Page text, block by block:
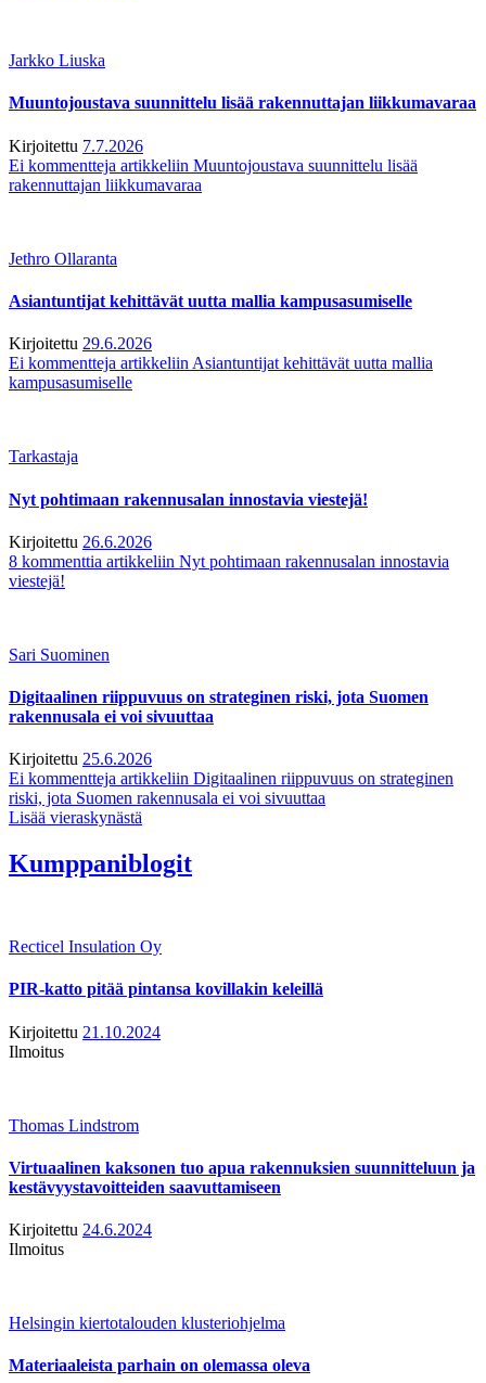
Jarkko Liuska
Muuntojoustava suunnittelu lisää rakennuttajan liikkumavaraa
Kirjoitettu 7.7.2026
Ei kommentteja artikkeliin Muuntojoustava suunnittelu lisää
rakennuttajan liikkumavaraa
Jethro Ollaranta
Asiantuntijat kehittävät uutta mallia kampusasumiselle
Kirjoitettu 29.6.2026
Ei kommentteja artikkeliin Asiantuntijat kehittävät uutta mallia
kampusasumiselle
Tarkastaja
Nyt pohtimaan rakennusalan innostavia viestejä!
Kirjoitettu 26.6.2026
8 kommenttia artikkeliin Nyt pohtimaan rakennusalan innostavia
viestejä!
Sari Suominen
Digitaalinen riippuvuus on strateginen riski, jota Suomen
rakennusala ei voi sivuuttaa
Kirjoitettu 25.6.2026
Ei kommentteja artikkeliin Digitaalinen riippuvuus on strateginen
riski, jota Suomen rakennusala ei voi sivuuttaa
Lisää vieraskynästä
Kumppaniblogit
Recticel Insulation Oy
PIR-katto pitää pintansa kovillakin keleillä
Kirjoitettu 21.10.2024
Ilmoitus
Thomas Lindstrom
Virtuaalinen kaksonen tuo apua rakennuksien suunnitteluun ja
kestävyystavoitteiden saavuttamiseen
Kirjoitettu 24.6.2024
Ilmoitus
Helsingin kiertotalouden klusteriohjelma
Materiaaleista parhain on olemassa oleva